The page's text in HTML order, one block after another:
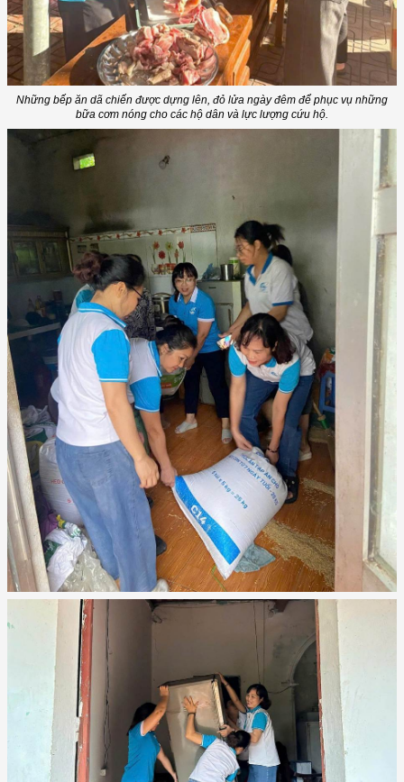
Những bếp ăn dã chiến được dựng lên, đỏ lửa ngày đêm để phục vụ những
bữa cơm nóng cho các hộ dân và lực lượng cứu hộ.